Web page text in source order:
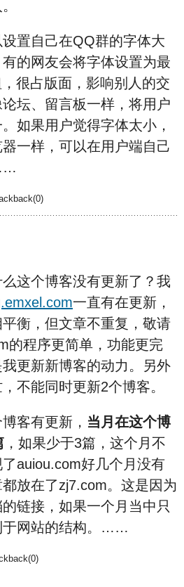
置自己在QQ群的字体大
的网友会将字体设置为最
很占版面，影响别人的交
坛、留言板一样，将用户
如果用户觉得字体太小，
一样，可以在用户端自己
这个博客没有更新了？我
一直有在更新，
衡，但文章不重复，敬请
的程序更简单，功能更完
更新新博客的动力。另外
不能同时更新2个博客。
客有更新， 当月在这个博
，如果少于3篇，这个月不
auiou.com好几个月没有
放在了zj7.com。这是因为
链接，如果一个月当中只
于网站的结构。……